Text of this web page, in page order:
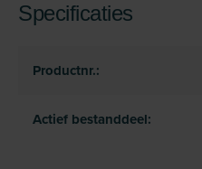
Specificaties
Productnr.:
Actief bestanddeel: